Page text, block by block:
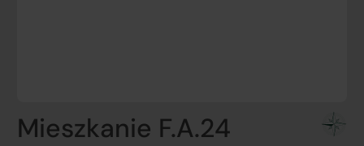
Mieszkanie F.A.24